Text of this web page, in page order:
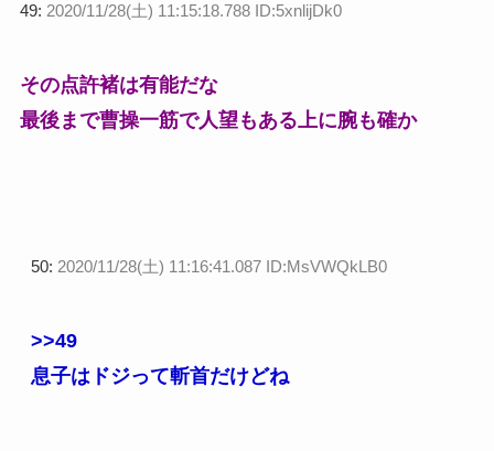
49: 2020/11/28(土) 11:15:18.788 ID:5xnlijDk0
その点許褚は有能だな
最後まで曹操一筋で人望もある上に腕も確か
50: 2020/11/28(土) 11:16:41.087 ID:MsVWQkLB0
>>49
息子はドジって斬首だけどね